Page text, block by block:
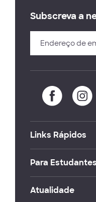
Subscreva a
Links Rápidos
Para Estudantes
Atualidade